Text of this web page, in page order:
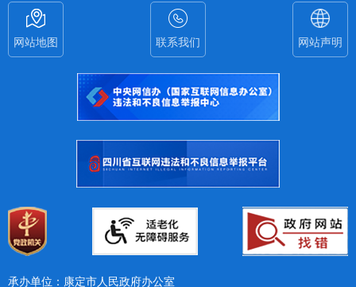
网站地图 联系我们 网站声明
承办单位：康定市人民政府办公室